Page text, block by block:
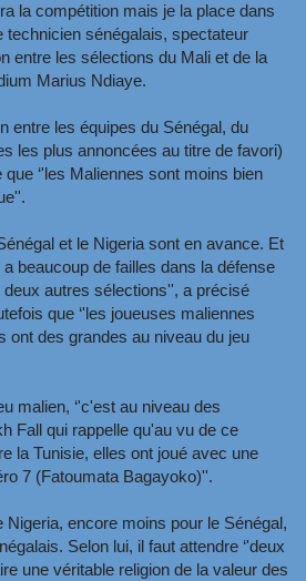
la compétition mais je la place dans
technicien sénégalais, spectateur
entre les sélections du Mali et de la
Marius Ndiaye.
entre les équipes du Sénégal, du
les plus annoncées au titre de favori)
‘'les Maliennes sont moins bien
et le Nigeria sont en avance. Et
beaucoup de failles dans la défense
autres sélections'', a précisé
que ‘'les joueuses maliennes
ont des grandes au niveau du jeu
malien, ‘'c'est au niveau des
Fall qui rappelle qu'au vu de ce
la Tunisie, elles ont joué avec une
7 (Fatoumata Bagayoko)''.
encore moins pour le Sénégal,
Selon lui, il faut attendre ‘'deux
une véritable religion de la valeur des